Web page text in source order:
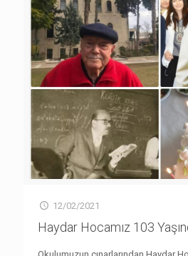
12/02/2021
Haydar Hocamız 103